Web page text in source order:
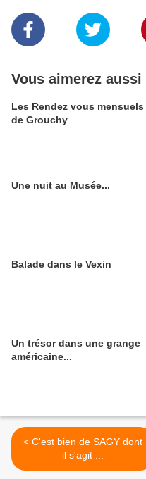
Vous aimerez aussi
Les Rendez vous
de Grouchy
Une nuit au Musée...
Balade dans le Vexin
Un trésor dans une grange
américaine...
< C'est bien de SAGY dont
il s'agit ...